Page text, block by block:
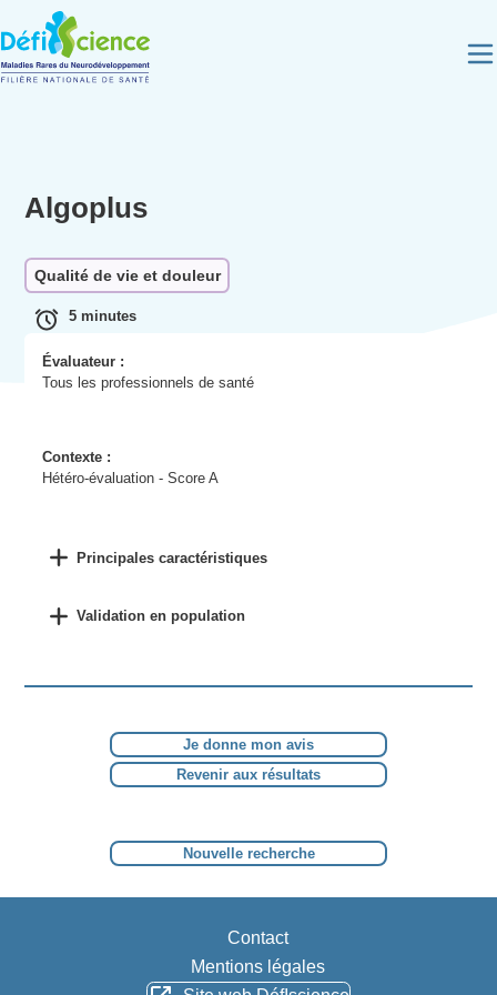
Algoplus
Qualité de vie et douleur
5 minutes
Évaluateur :
Tous les professionnels de santé
Contexte :
Hétéro-évaluation - Score A
Principales caractéristiques
Validation en population
Je donne mon avis
Revenir aux résultats
Nouvelle recherche
Contact
Mentions légales
Panneau de gestion des cookies